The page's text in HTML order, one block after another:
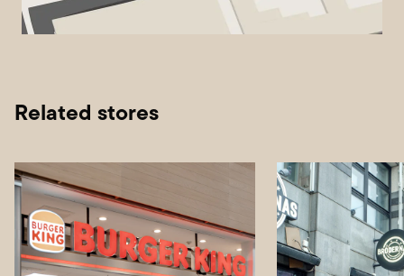
Related stores